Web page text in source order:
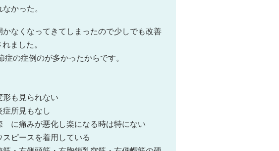
かった。
なくなってきてしまったので少しでも改善
ました。
の症例のが多かったからです。
形も見られない
症所見もなし
に痛みが悪化し楽になる時は特にない
スピースを着用している